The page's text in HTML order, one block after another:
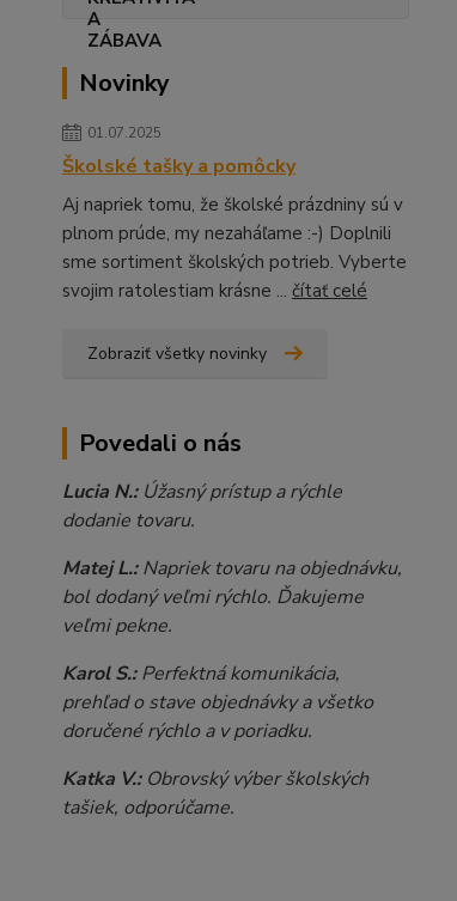
Novinky
01.07.2025
Školské tašky a pomôcky
Aj napriek tomu, že školské prázdniny sú v
plnom prúde, my nezaháľame :-) Doplnili
sme sortiment školských potrieb. Vyberte
svojim ratolestiam krásne ... čítať celé
Zobraziť všetky novinky
Povedali o nás
Lucia N.:Úžasný prístup a rýchle
dodanie tovaru.
Matej L.:Napriek tovaru na objednávku,
bol dodaný veľmi rýchlo. Ďakujeme
veľmi pekne.
Karol S.:Perfektná komunikácia,
prehľad o stave objednávky a všetko
doručené rýchlo a v poriadku.
Katka V.: Obrovský výber školských
tašiek, odporúčame.